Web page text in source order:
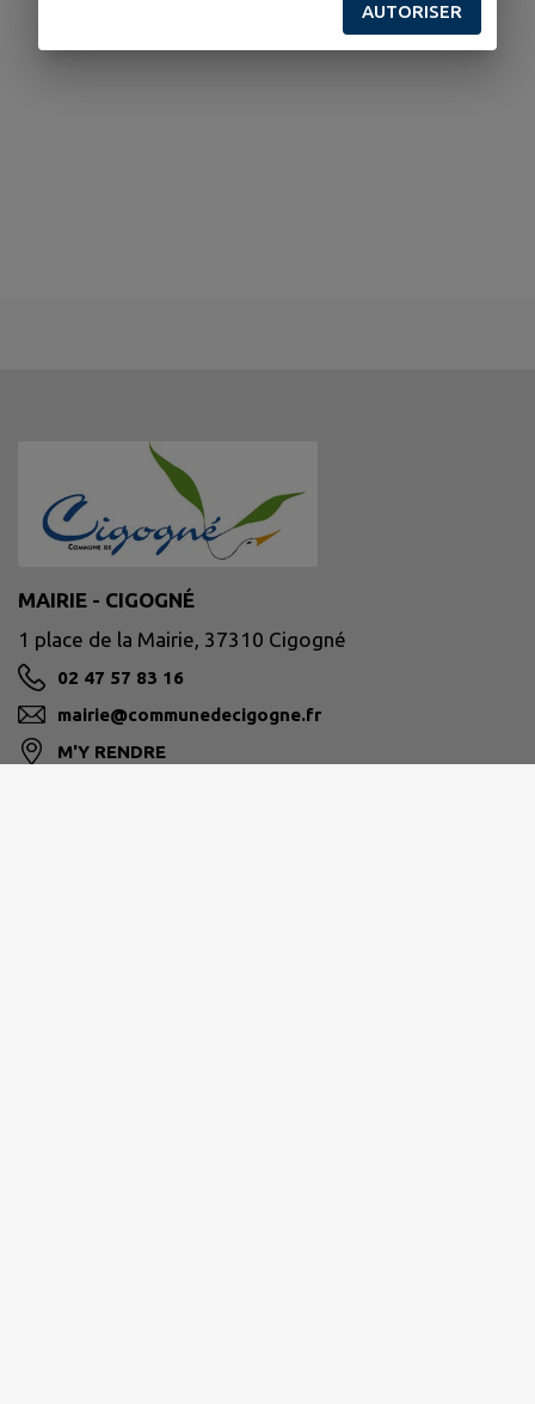
MAIRIE - CIGOGNÉ
1 place de la Mairie, 37310 Cigogné
02 47 57 83 16
mairie@communedecigogne.fr
M'Y RENDRE
AUTORISER